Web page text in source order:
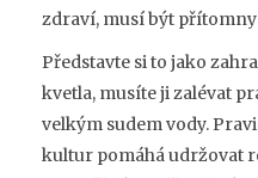
zdraví, musí být
Představte si to jako
kvetla, musíte ji zalévat
velkým sudem vody.
kultur pomáhá udržovat